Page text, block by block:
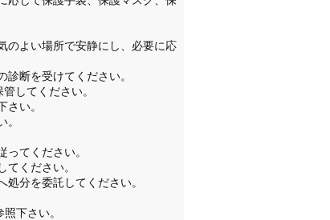
のよい場所で安静にし、必要に応
診断を受けてください。
してください。
さい。
。
ってください。
てください。
処分を委託してください。
下さい。